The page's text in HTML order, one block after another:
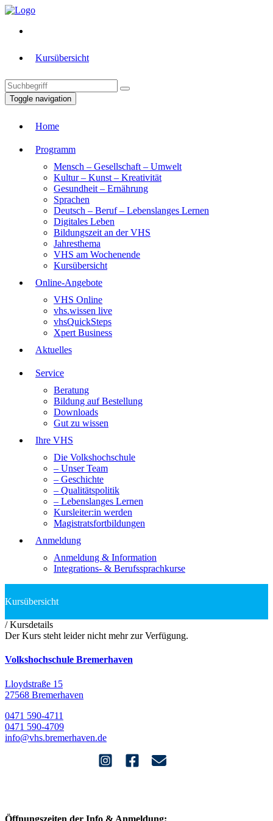
Kursübersicht
Toggle navigation
Home
Programm
Mensch – Gesellschaft – Umwelt
Kultur – Kunst – Kreativität
Gesundheit – Ernährung
Sprachen
Deutsch – Beruf – Lebenslanges Lernen
Digitales Leben
Bildungszeit an der VHS
Jahresthema
VHS am Wochenende
Kursübersicht
Online-Angebote
VHS Online
vhs.wissen live
vhsQuickSteps
Xpert Business
Aktuelles
Service
Beratung
Bildung auf Bestellung
Downloads
Gut zu wissen
Ihre VHS
Die Volkshochschule
– Unser Team
– Geschichte
– Qualitätspolitik
– Lebenslanges Lernen
Kursleiter:in werden
Magistratsfortbildungen
Anmeldung
Anmeldung & Information
Integrations- & Berufssprachkurse
/Kursdetails
Der Kurs steht leider nicht mehr zur Verfügung.
Volkshochschule Bremerhaven
Lloydstraße 15
27568 Bremerhaven
0471 590-4711
0471 590-4709
info@vhs.bremerhaven.de
Öffnungszeiten der Info & Anmeldung: